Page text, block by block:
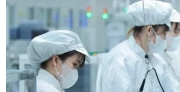
Bảo đảm chính xác, công khai điểm
chuẩn tuyển sinh các trường quân
đội
07/08/2026 12:26